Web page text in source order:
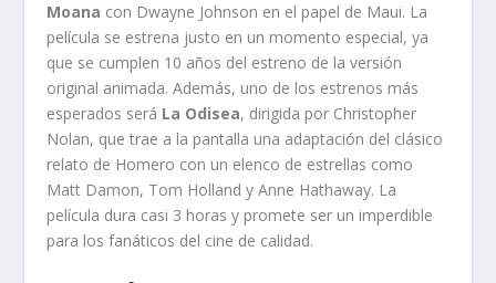
Moana con Dwayne Johnson en el papel de Maui. La
película se estrena justo en un momento especial, ya
que se cumplen 10 años del estreno de la versión
original animada. Además, uno de los estrenos más
esperados será La Odisea, dirigida por Christopher
Nolan, que trae a la pantalla una adaptación del clásico
relato de Homero con un elenco de estrellas como
Matt Damon, Tom Holland y Anne Hathaway. La
película dura casi 3 horas y promete ser un imperdible
para los fanáticos del cine de calidad.